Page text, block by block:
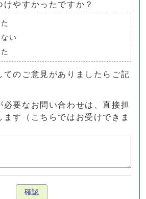
けやすかったですか？
い
てのご意見がありましたらご記
必要なお問い合わせは、直接担
ます（こちらではお受けできま
確認